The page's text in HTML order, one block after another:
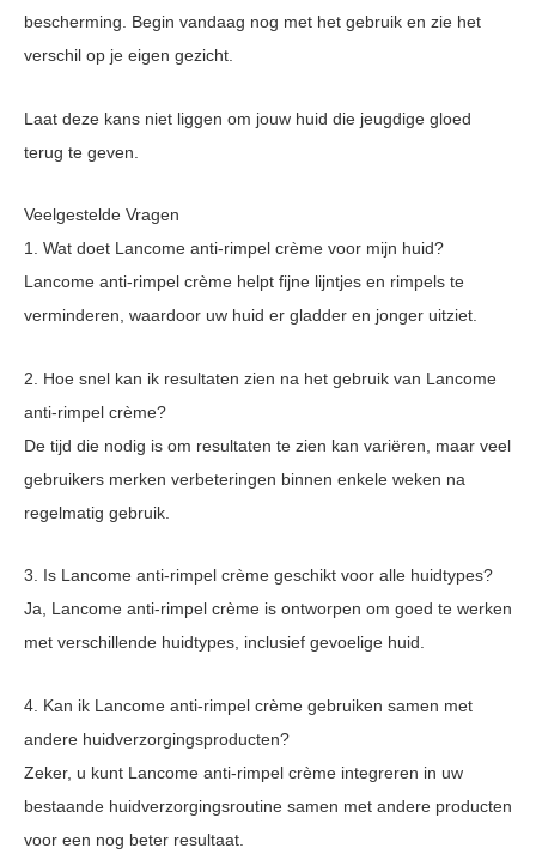
bescherming. Begin vandaag nog met het gebruik en zie het
verschil op je eigen gezicht.
Laat deze kans niet liggen om jouw huid die jeugdige gloed
terug te geven.
Veelgestelde Vragen
1. Wat doet Lancome anti-rimpel crème voor mijn huid?
Lancome anti-rimpel crème helpt fijne lijntjes en rimpels te
verminderen, waardoor uw huid er gladder en jonger uitziet.
2. Hoe snel kan ik resultaten zien na het gebruik van Lancome
anti-rimpel crème?
De tijd die nodig is om resultaten te zien kan variëren, maar veel
gebruikers merken verbeteringen binnen enkele weken na
regelmatig gebruik.
3. Is Lancome anti-rimpel crème geschikt voor alle huidtypes?
Ja, Lancome anti-rimpel crème is ontworpen om goed te werken
met verschillende huidtypes, inclusief gevoelige huid.
4. Kan ik Lancome anti-rimpel crème gebruiken samen met
andere huidverzorgingsproducten?
Zeker, u kunt Lancome anti-rimpel crème integreren in uw
bestaande huidverzorgingsroutine samen met andere producten
voor een nog beter resultaat.